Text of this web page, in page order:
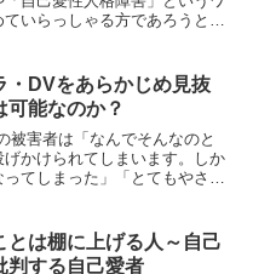
いらっしゃる方であろうと予
・DVをあらかじめ見抜
可能なのか？
被害者は「なんでそんなのと
かけられてしまいます。しか
てしまった」「とてもやさし
とは棚に上げる人～自己
判する自己愛者